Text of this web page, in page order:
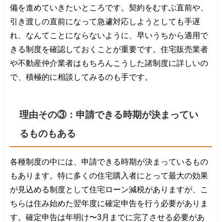
備を進めていきたいところです。契約をむすぶ直前や、
引き渡しの直前になって急遽対応しようとしても手遅
れ、なんてことにならないように、早いうちから適用で
きる制度を確認しておくことが重要です。住宅販売業者
や不動産仲介業者はもちろんこうした諸制度に詳しいの
で、積極的に相談してみるのも手です。
理由その③：申請できる時期が決まってい
るものもある
各種制度の中には、申請できる時期が決まっているもの
もあります。特に多くの住宅購入者にとって最大の効果
が見込める制度として住宅ローン減税がありますが、こ
ちらは住み始めた翌年度に確定申告を行う必要がありま
す。確定申告は年明け〜3月までに完了させる必要があ